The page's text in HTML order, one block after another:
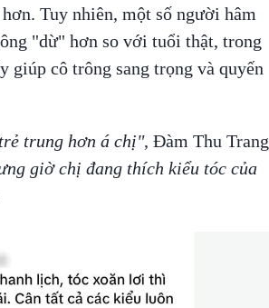
Tuy nhiên, một số người hâm
"dừ" hơn so với tuổi thật, trong
giúp cô trông sang trọng và quyến
trung hơn á chị", Đàm Thu Trang
giờ chị đang thích kiểu tóc của